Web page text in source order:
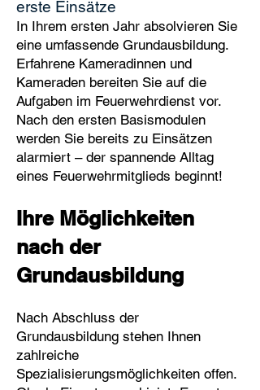
erste Einsätze
In Ihrem ersten Jahr absolvieren Sie
eine umfassende Grundausbildung.
Erfahrene Kameradinnen und
Kameraden bereiten Sie auf die
Aufgaben im Feuerwehrdienst vor.
Nach den ersten Basismodulen
werden Sie bereits zu Einsätzen
alarmiert – der spannende Alltag
eines Feuerwehrmitglieds beginnt!
Ihre Möglichkeiten
nach der
Grundausbildung
Nach Abschluss der
Grundausbildung stehen Ihnen
zahlreiche
Spezialisierungsmöglichkeiten offen.